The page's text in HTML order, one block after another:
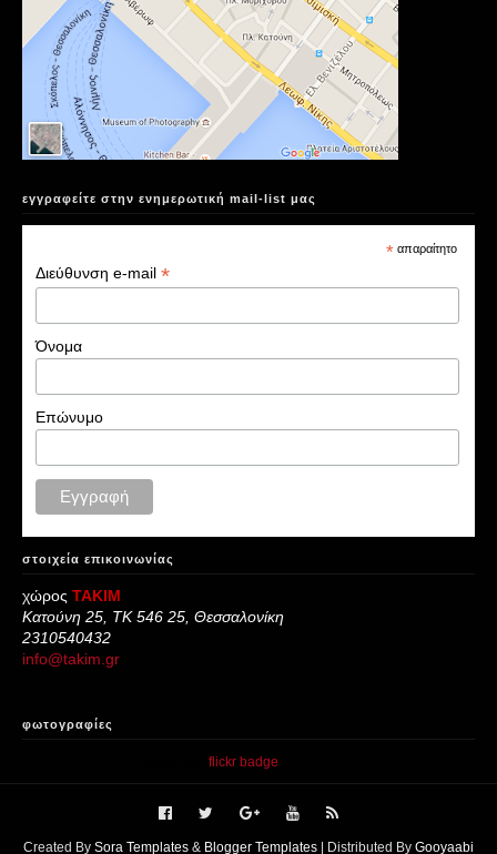
εγγραφείτε στην ενημερωτική mail-list μας
* απαραίτητο
Διεύθυνση e-mail*
Όνομα
Επώνυμο
στοιχεία επικοινωνίας
χώρος ΤΑΚΙΜ
Κατούνη 25, ΤΚ 546 25, Θεσσαλονίκη
2310540432
info@takim.gr
φωτογραφίες
flickr badge
Created By Sora Templates & Blogger Templates | Distributed By Gooyaabi